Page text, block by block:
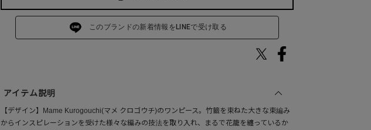
このブランドの新着情報をLINEで受け取る
アイテム説明
【デザイン】Mame Kurogouchi(マメ クロゴウチ)のワンピース。竹籤を束ねた大きな束編み
からインスピレーションを受けた様々な編みの技法を取り入れ、まるで花籠を纏っているか